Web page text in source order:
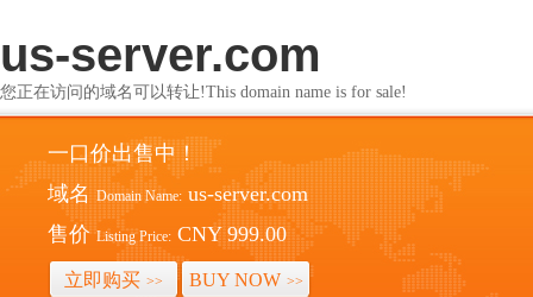
us-server.com
您正在访问的域名可以转让!This domain name is for sale!
一口价出售中！
域名 Domain Name: us-server.com
售价 Listing Price: CNY 999.00
立即购买 >> BUY NOW >>